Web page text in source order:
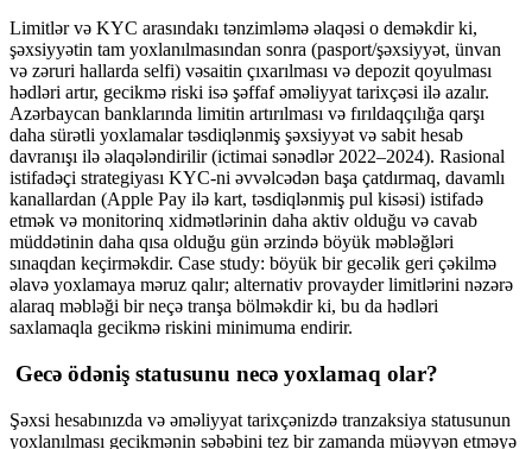
Limitlər və KYC arasındakı tənzimləmə əlaqəsi o deməkdir ki,
şəxsiyyətin tam yoxlanılmasından sonra (pasport/şəxsiyyət, ünvan
və zəruri hallarda selfi) vəsaitin çıxarılması və depozit qoyulması
hədləri artır, gecikmə riski isə şəffaf əməliyyat tarixçəsi ilə azalır.
Azərbaycan banklarında limitin artırılması və fırıldaqçılığa qarşı
daha sürətli yoxlamalar təsdiqlənmiş şəxsiyyət və sabit hesab
davranışı ilə əlaqələndirilir (ictimai sənədlər 2022–2024). Rasional
istifadəçi strategiyası KYC-ni əvvəlcədən başa çatdırmaq, davamlı
kanallardan (Apple Pay ilə kart, təsdiqlənmiş pul kisəsi) istifadə
etmək və monitorinq xidmətlərinin daha aktiv olduğu və cavab
müddətinin daha qısa olduğu gün ərzində böyük məbləğləri
sınaqdan keçirməkdir. Case study: böyük bir gecəlik geri çəkilmə
əlavə yoxlamaya məruz qalır; alternativ provayder limitlərini nəzərə
alaraq məbləği bir neçə tranşa bölməkdir ki, bu da hədləri
saxlamaqla gecikmə riskini minimuma endirir.
Gecə ödəniş statusunu necə yoxlamaq olar?
Şəxsi hesabınızda və əməliyyat tarixçənizdə tranzaksiya statusunun
yoxlanılması gecikmənin səbəbini tez bir zamanda müəyyən etməyə